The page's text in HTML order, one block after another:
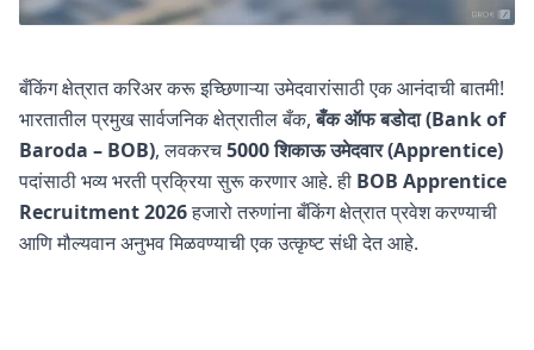
बँकिंग क्षेत्रात करिअर करू इच्छिणाऱ्या उमेदवारांसाठी एक आनंदाची बातमी!
भारतातील प्रमुख सार्वजनिक क्षेत्रातील बँक,बँक ऑफ बडोदा (Bank of
Baroda – BOB), लवकरच5000 शिकाऊ उमेदवार (Apprentice)
पदांसाठी भव्य भरती प्रक्रिया सुरू करणार आहे. ही BOB Apprentice
Recruitment 2026हजारो तरुणांना बँकिंग क्षेत्रात प्रवेश करण्याची
आणि मौल्यवान अनुभव मिळवण्याची एक उत्कृष्ट संधी देत आहे.